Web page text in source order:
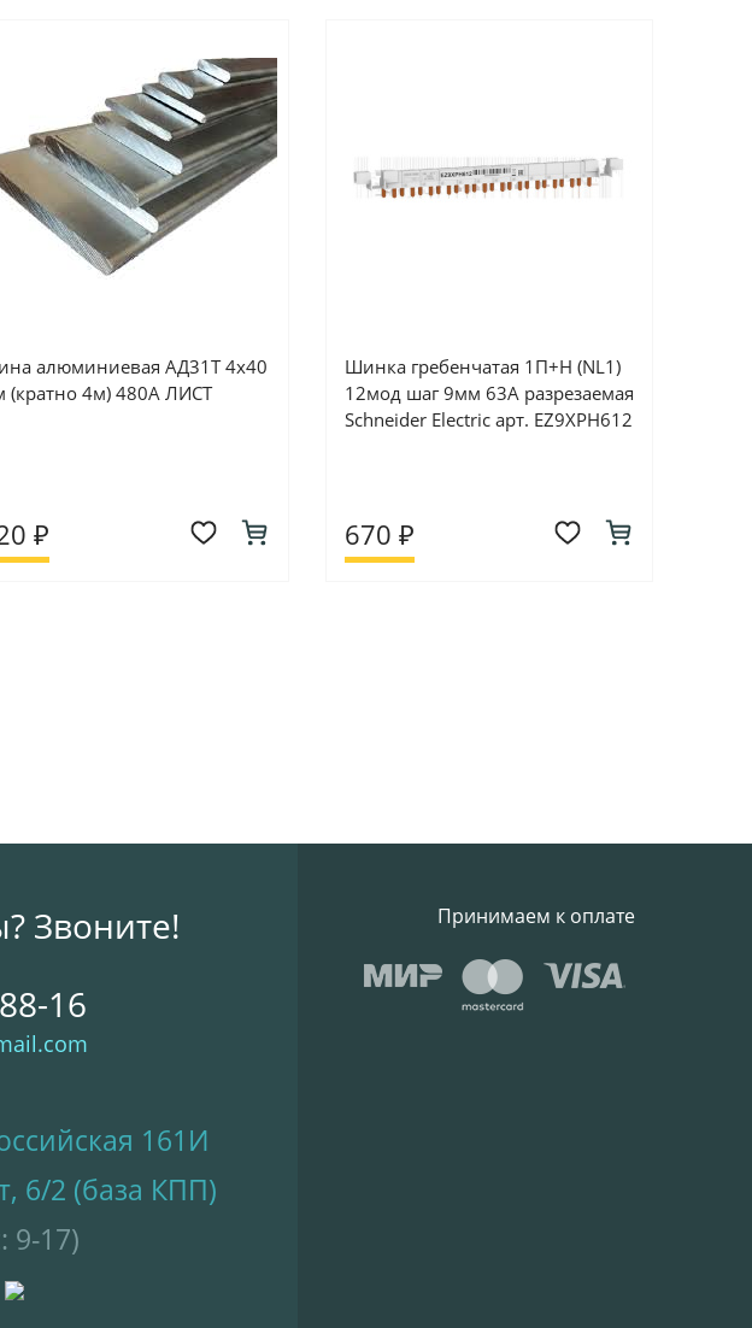
по адресу Геленджикский проспект, 6/2 (база КПП)или по
ул. Новороссийская 161И.
юридических лиц: переводом на расчетный счет при онлайн
заказа на сайте.
о способах оплаты можно узнать здесь - "Оплата"
алюминиевая АД31Т 4х40
(кратно 4м) 480А ЛИСТ
₽
Шинка гребенчатая 1П+Н (NL1)
12мод шаг 9мм 63А разрезаемая
Schneider Electric арт. EZ9XPH612
670 ₽
Звоните!
16
161И
6/2 (база КПП)
9-17)
Принимаем к оплате